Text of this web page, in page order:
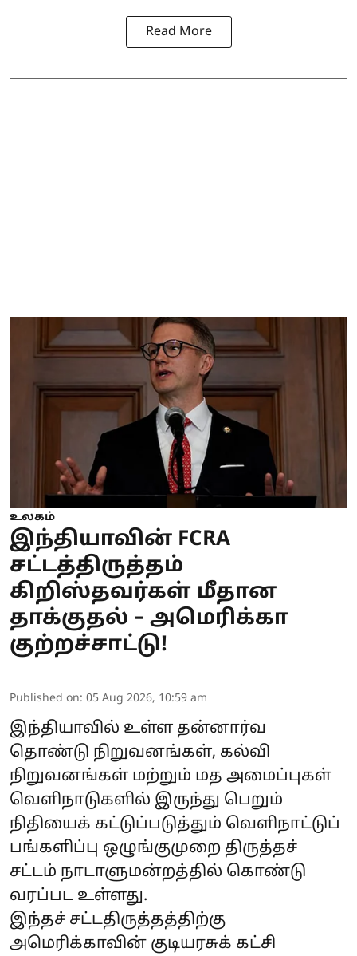
Read More
உலகம்
இந்தியாவின் FCRA
சட்டத்திருத்தம்
கிறிஸ்தவர்கள் மீதான
தாக்குதல் – அமெரிக்கா
குற்றச்சாட்டு!
Published on: 05 Aug 2026, 10:59 am
இந்தியாவில் உள்ள தன்னார்வ
தொண்டு நிறுவனங்கள், கல்வி
நிறுவனங்கள் மற்றும் மத அமைப்புகள்
வெளிநாடுகளில் இருந்து பெறும்
நிதியைக் கட்டுப்படுத்தும் வெளிநாட்டுப்
பங்களிப்பு ஒழுங்குமுறை திருத்தச்
சட்டம் நாடாளுமன்றத்தில் கொண்டு
வரப்பட உள்ளது.
இந்தச் சட்டதிருத்தத்திற்கு
அமெரிக்காவின் குடியரசுக் கட்சி